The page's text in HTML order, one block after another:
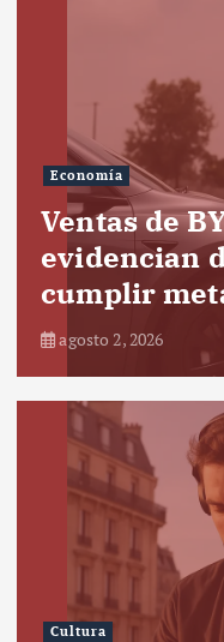
Economía
Ventas de
evidencian
cumplir
agosto 2, 2026
Cultura